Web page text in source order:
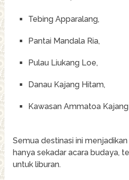
Tebing Apparalang,
Pantai Mandala Ria,
Pulau Liukang Loe,
Danau Kajang Hitam,
Kawasan Ammatoa
Semua destinasi ini
hanya sekadar acara budaya,
untuk liburan.